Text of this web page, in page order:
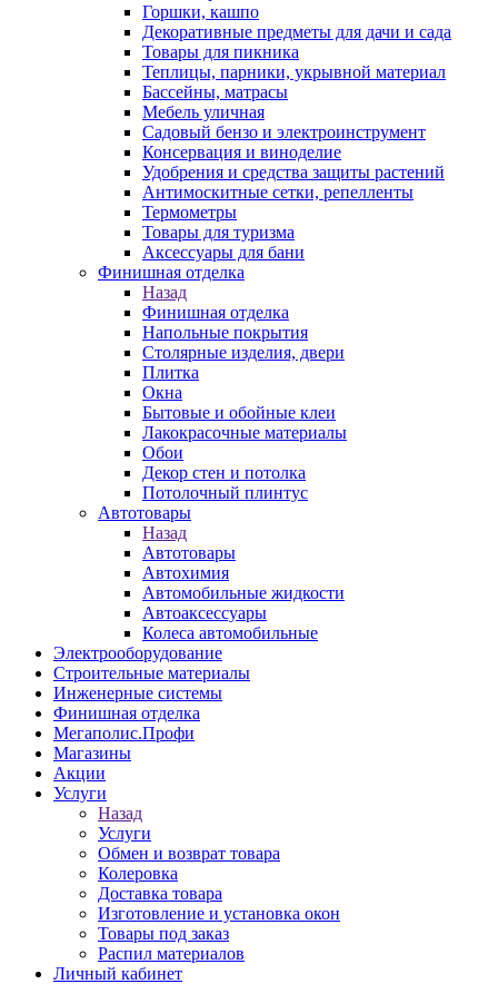
Горшки, кашпо
Декоративные предметы для дачи и сада
Товары для пикника
Теплицы, парники, укрывной материал
Бассейны, матрасы
Мебель уличная
Садовый бензо и электроинструмент
Консервация и виноделие
Удобрения и средства защиты растений
Антимоскитные сетки, репелленты
Термометры
Товары для туризма
Аксессуары для бани
Финишная отделка
Назад
Финишная отделка
Напольные покрытия
Столярные изделия, двери
Плитка
Окна
Бытовые и обойные клеи
Лакокрасочные материалы
Обои
Декор стен и потолка
Потолочный плинтус
Автотовары
Назад
Автотовары
Автохимия
Автомобильные жидкости
Автоаксессуары
Колеса автомобильные
Электрооборудование
Строительные материалы
Инженерные системы
Финишная отделка
Мегаполис.Профи
Магазины
Акции
Услуги
Назад
Услуги
Обмен и возврат товара
Колеровка
Доставка товара
Изготовление и установка окон
Товары под заказ
Распил материалов
Личный кабинет